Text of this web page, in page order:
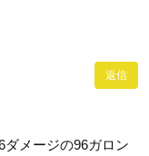
返信
メージの96ガロン